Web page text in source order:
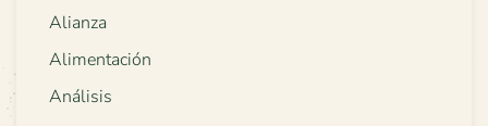
Alianza
Alimentación
Análisis